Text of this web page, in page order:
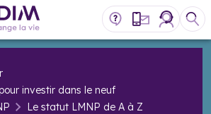
investir dans le neuf
Le statut LMNP de A à Z